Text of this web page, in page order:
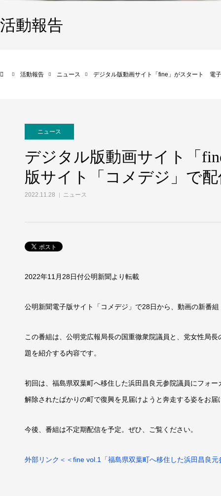
活動報告
活動報告 ニュース デジタル版動画サイト「fine」がスタート 電
ニュース
デジタル版動画サイト「
版サイト「コメデジ」で
2022.11.28 ニュース
2022年11月28日付公明新聞より転載
公明新聞電子版サイト「コメデジ」で28日から、動画の新番
この番組は、公明党広報局長の国重徹衆院議員と、党女性局
題を紹介する内容です。
初回は、福島県双葉町へ移住した浜田昌良元参院議員にフォ
解除されたばかりの町で復興を見届けようと奔走する姿をお届
今後、番組は不定期配信を予定。ぜひ、ご覧ください。
外部リンク＜＜fine vol.1「福島県双葉町へ移住した浜田昌良元